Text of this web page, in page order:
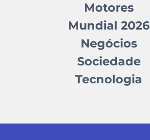
Motores
Mundial 2026
Negócios
Sociedade
Tecnologia